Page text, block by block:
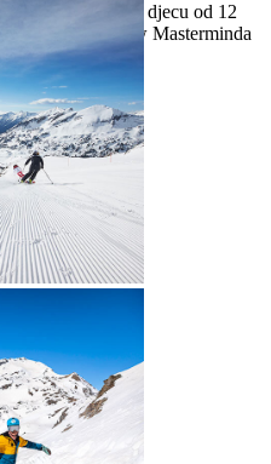
za odrasle i djecu od 12
u pratnji Snow Masterminda